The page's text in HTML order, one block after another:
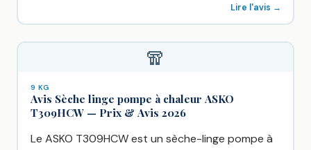
Lire l'avis →
🧣
9 KG
Avis Sèche linge pompe à chaleur ASKO
T309HCW — Prix & Avis 2026
Le ASKO T309HCW est un sèche-linge pompe à